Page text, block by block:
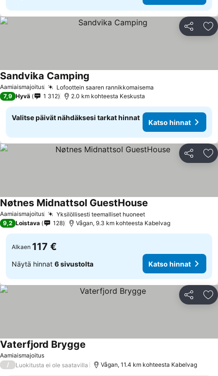
Jaa
Aamiaismajoitus Lofoottein saaren rannikkomaisema
Sandvika Camping
7,9 Hyvä 1 312 2.0 km kohteesta Keskusta
Valitse päivät nähdäksesi tarkat hinnat
Katso hinnat
Jaa
Aamiaismajoitus Yksilöllisesti teemalliset huoneet
Nøtnes Midnattsol GuestHouse
9,2 Loistava 128 Vågan, 9.3 km kohteesta Kabelvag
Alkaen 117 €
Näytä hinnat 6 sivustolta Katso hinnat
Jaa
Aamiaismajoitus
Vaterfjord Brygge
/ Luokitusta ei ole saatavilla Vågan, 11.4 km kohteesta Kabelvag